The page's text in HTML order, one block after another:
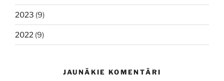
2023 (9)
2022 (9)
JAUNĀKIE KOMENTĀRI